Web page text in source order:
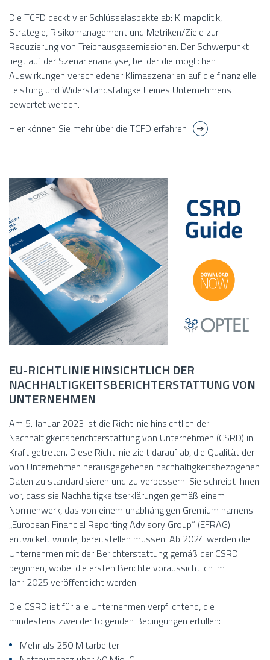
Die TCFD deckt vier Schlüsselaspekte ab: Klimapolitik,
Strategie, Risikomanagement und Metriken/Ziele zur
Reduzierung von Treibhausgasemissionen. Der Schwerpunkt
liegt auf der Szenarienanalyse, bei der die möglichen
Auswirkungen verschiedener Klimaszenarien auf die finanzielle
Leistung und Widerstandsfähigkeit eines Unternehmens
bewertet werden.
Hier können Sie mehr über die TCFD erfahren
EU-RICHTLINIE HINSICHTLICH DER
NACHHALTIGKEITSBERICHTERSTATTUNG VON
UNTERNEHMEN
Am 5. Januar 2023 ist die Richtlinie hinsichtlich der
Nachhaltigkeitsberichterstattung von Unternehmen (CSRD) in
Kraft getreten. Diese Richtlinie zielt darauf ab, die Qualität der
von Unternehmen herausgegebenen nachhaltigkeitsbezogenen
Daten zu standardisieren und zu verbessern. Sie schreibt ihnen
vor, dass sie Nachhaltigkeitserklärungen gemäß einem
Normenwerk, das von einem unabhängigen Gremium namens
„European Financial Reporting Advisory Group“ (EFRAG)
entwickelt wurde, bereitstellen müssen. Ab 2024 werden die
Unternehmen mit der Berichterstattung gemäß der CSRD
beginnen, wobei die ersten Berichte voraussichtlich im
Jahr 2025 veröffentlicht werden.
Die CSRD ist für alle Unternehmen verpflichtend, die
mindestens zwei der folgenden Bedingungen erfüllen:
Mehr als 250 Mitarbeiter